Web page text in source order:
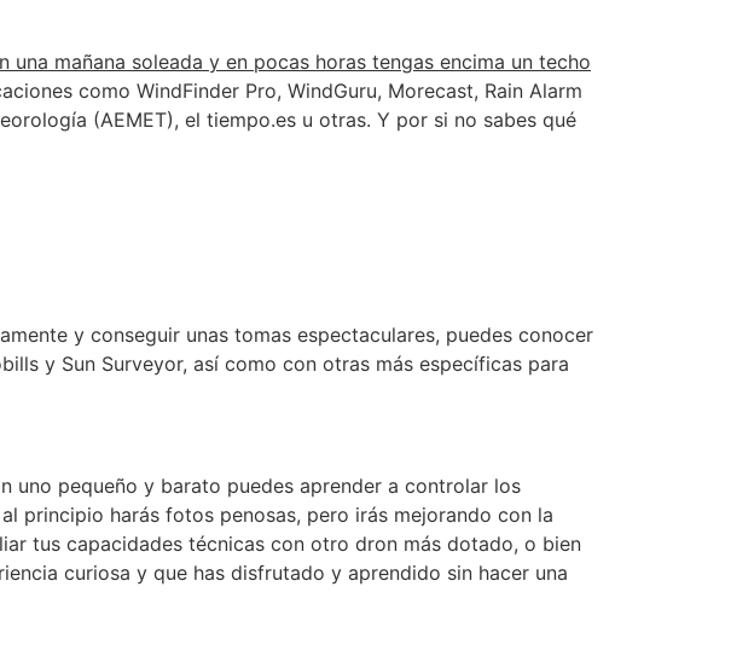
mañana soleada y en pocas horas tengas encima un techo
como WindFinder Pro, WindGuru, Morecast, Rain Alarm
(AEMET), el tiempo.es u otras. Y por si no sabes qué
y conseguir unas tomas espectaculares, puedes conocer
y Sun Surveyor, así como con otras más específicas para
uno pequeño y barato puedes aprender a controlar los
principio harás fotos penosas, pero irás mejorando con la
tus capacidades técnicas con otro dron más dotado, o bien
curiosa y que has disfrutado y aprendido sin hacer una